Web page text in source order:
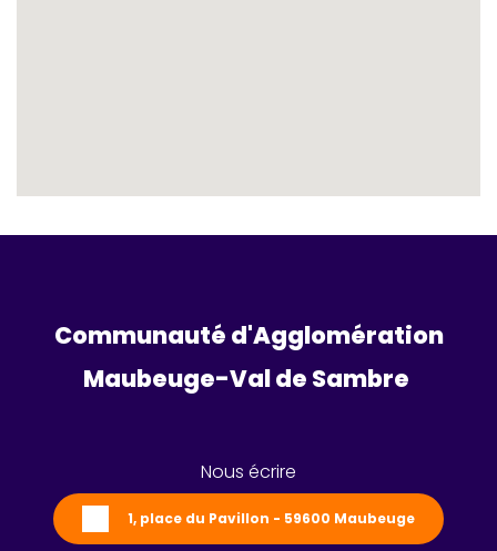
Communauté d'Agglomération
Maubeuge-Val de Sambre
Nous écrire
1, place du Pavillon - 59600 Maubeuge